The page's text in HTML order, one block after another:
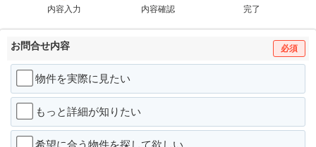
内容入力
内容確認
完了
お問合せ内容 必須
物件を実際に見たい
もっと詳細が知りたい